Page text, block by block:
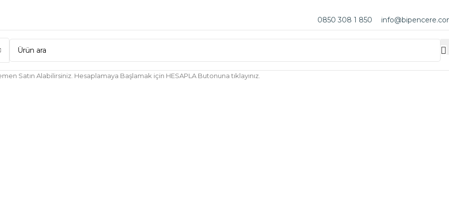
0850 308 1 850
Satın Alabilirsiniz. Hesaplamaya Başlamak için HESAPLA Butonuna tıklayınız.